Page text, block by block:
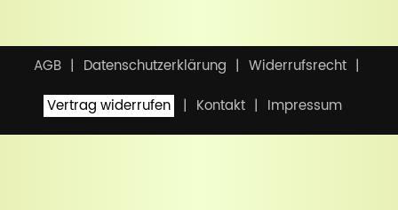
AGB Datenschutzerklärung
Widerrufsrecht
Vertrag widerrufen
Kontakt Impressum